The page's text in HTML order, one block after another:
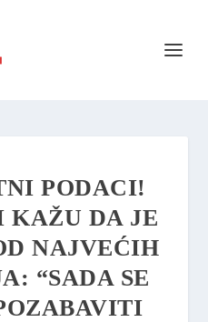
PODACI!
KAŽU DA JE
NAJVEĆIH
“SADA SE